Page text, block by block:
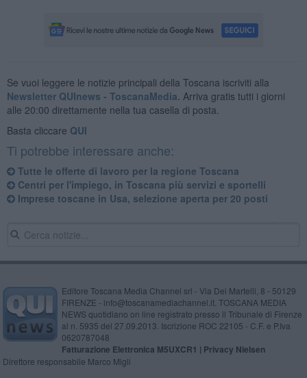
Se vuoi leggere le notizie principali della Toscana iscriviti alla
Newsletter QUInews - ToscanaMedia. Arriva gratis tutti i giorni
alle 20:00 direttamente nella tua casella di posta.
Basta cliccare QUI
Ti potrebbe interessare anche:
​Tutte le offerte di lavoro per la regione Toscana
Centri per l'impiego, in Toscana più servizi e sportelli
Imprese toscane in Usa, selezione aperta per 20 posti
Editore Toscana Media Channel srl - Via Dei Martelli, 8 - 50129
FIRENZE - info@toscanamediachannel.it. TOSCANA MEDIA
NEWS quotidiano on line registrato presso il Tribunale di Firenze
al n. 5935 del 27.09.2013. Iscrizione ROC 22105 - C.F. e P.Iva
0620787048
Fatturazione Elettronica M5UXCR1 | Privacy Nielsen
Direttore responsabile Marco Migli